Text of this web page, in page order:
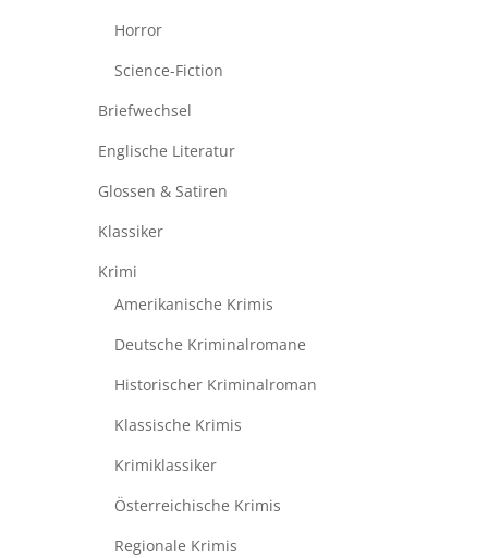
Horror
Science-Fiction
Briefwechsel
Englische Literatur
Glossen & Satiren
Klassiker
Krimi
Amerikanische Krimis
Deutsche Kriminalromane
Historischer Kriminalroman
Klassische Krimis
Krimiklassiker
Österreichische Krimis
Regionale Krimis